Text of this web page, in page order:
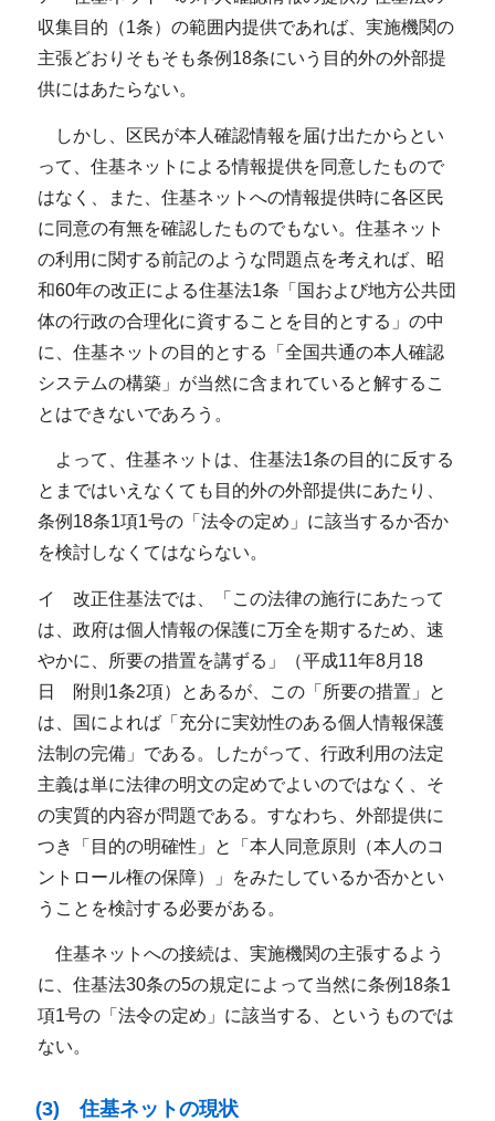
収集目的（1条）の範囲内提供であれば、実施機関の
主張どおりそもそも条例18条にいう目的外の外部提
供にはあたらない。
しかし、区民が本人確認情報を届け出たからとい
って、住基ネットによる情報提供を同意したもので
はなく、また、住基ネットへの情報提供時に各区民
に同意の有無を確認したものでもない。住基ネット
の利用に関する前記のような問題点を考えれば、昭
和60年の改正による住基法1条「国および地方公共団
体の行政の合理化に資することを目的とする」の中
に、住基ネットの目的とする「全国共通の本人確認
システムの構築」が当然に含まれていると解するこ
とはできないであろう。
よって、住基ネットは、住基法1条の目的に反する
とまではいえなくても目的外の外部提供にあたり、
条例18条1項1号の「法令の定め」に該当するか否か
を検討しなくてはならない。
イ 改正住基法では、「この法律の施行にあたって
は、政府は個人情報の保護に万全を期するため、速
やかに、所要の措置を講ずる」（平成11年8月18
日 附則1条2項）とあるが、この「所要の措置」と
は、国によれば「充分に実効性のある個人情報保護
法制の完備」である。したがって、行政利用の法定
主義は単に法律の明文の定めでよいのではなく、そ
の実質的内容が問題である。すなわち、外部提供に
つき「目的の明確性」と「本人同意原則（本人のコ
ントロール権の保障）」をみたしているか否かとい
うことを検討する必要がある。
住基ネットへの接続は、実施機関の主張するよう
に、住基法30条の5の規定によって当然に条例18条1
項1号の「法令の定め」に該当する、というものでは
ない。
(3) 住基ネットの現状